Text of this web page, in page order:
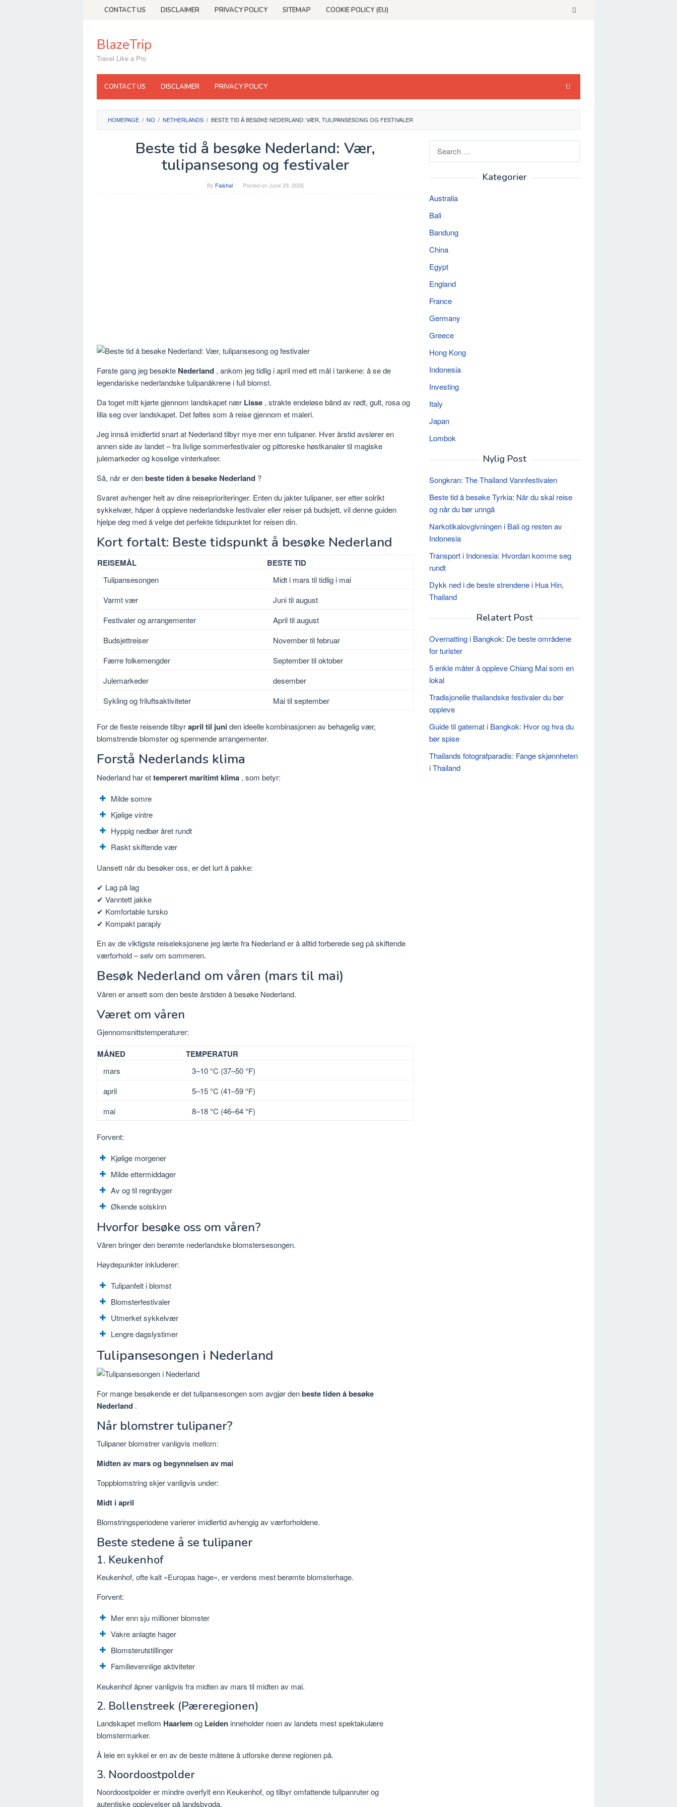
CONTACT US DISCLAIMER PRIVACY POLICY SITEMAP COOKIE POLICY (EU)
BlazeTrip
Travel Like a Pro
CONTACT US DISCLAIMER PRIVACY POLICY
HOMEPAGE / NO / NETHERLANDS / BESTE TID Å BESØKE NEDERLAND: VÆR, TULIPANSESONG OG FESTIVALER
Beste tid å besøke Nederland: Vær,
tulipansesong og festivaler
By Faishal Posted onJune 29, 2026
Første gang jeg besøkte Nederland , ankom jeg tidlig i april med ett mål i tankene: å se de
legendariske nederlandske tulipanåkrene i full blomst.
Da toget mitt kjørte gjennom landskapet nær Lisse , strakte endeløse bånd av rødt, gult, rosa og
lilla seg over landskapet. Det føltes som å reise gjennom et maleri.
Jeg innså imidlertid snart at Nederland tilbyr mye mer enn tulipaner. Hver årstid avslører en
annen side av landet – fra livlige sommerfestivaler og pittoreske høstkanaler til magiske
julemarkeder og koselige vinterkafeer.
Så, når er denbeste tiden å besøke Nederland ?
Svaret avhenger helt av dine reiseprioriteringer. Enten du jakter tulipaner, ser etter solrikt
sykkelvær, håper å oppleve nederlandske festivaler eller reiser på budsjett, vil denne guiden
hjelpe deg med å velge det perfekte tidspunktet for reisen din.
Kort fortalt: Beste tidspunkt å besøke Nederland
REISEMÅL BESTE TID
Tulipansesongen
Midt i mars til tidlig i mai
Varmt vær
Juni til august
Festivaler og arrangementer
April til august
Budsjettreiser
November til februar
Færre folkemengder
September til oktober
Julemarkeder
desember
Sykling og friluftsaktiviteter
Mai til september
For de fleste reisende tilbyrapril til juniden ideelle kombinasjonen av behagelig vær,
blomstrende blomster og spennende arrangementer.
Forstå Nederlands klima
Nederland har ettemperert maritimt klima , som betyr:
Milde somre
Kjølige vintre
Hyppig nedbør året rundt
Raskt skiftende vær
Uansett når du besøker oss, er det lurt å pakke:
✔ Lag på lag
✔ Vanntett jakke
✔ Komfortable tursko
✔ Kompakt paraply
En av de viktigste reiseleksjonene jeg lærte fra Nederland er å alltid forberede seg på skiftende
værforhold – selv om sommeren.
Besøk Nederland om våren (mars til mai)
Våren er ansett som den beste årstiden å besøke Nederland.
Været om våren
Gjennomsnittstemperaturer:
MÅNED TEMPERATUR
mars
3–10 °C (37–50 °F)
april
5–15 °C (41–59 °F)
mai
8–18 °C (46–64 °F)
Forvent:
Kjølige morgener
Milde ettermiddager
Av og til regnbyger
Økende solskinn
Hvorfor besøke oss om våren?
Våren bringer den berømte nederlandske blomstersesongen.
Høydepunkter inkluderer:
Tulipanfelt i blomst
Blomsterfestivaler
Utmerket sykkelvær
Lengre dagslystimer
Tulipansesongen i Nederland
For mange besøkende er det tulipansesongen som avgjør denbeste tiden å besøke
Nederland .
Når blomstrer tulipaner?
Tulipaner blomstrer vanligvis mellom:
Midten av mars og begynnelsen av mai
Toppblomstring skjer vanligvis under:
Midt i april
Blomstringsperiodene varierer imidlertid avhengig av værforholdene.
Beste stedene å se tulipaner
1. Keukenhof
Keukenhof, ofte kalt «Europas hage», er verdens mest berømte blomsterhage.
Forvent:
Mer enn sju millioner blomster
Vakre anlagte hager
Blomsterutstillinger
Familievennlige aktiviteter
Keukenhof åpner vanligvis fra midten av mars til midten av mai.
2. Bollenstreek (Pæreregionen)
Landskapet mellom Haarlemog Leiden inneholder noen av landets mest spektakulære
blomstermarker.
Å leie en sykkel er en av de beste måtene å utforske denne regionen på.
3. Noordoostpolder
Noordoostpolder er mindre overfylt enn Keukenhof, og tilbyr omfattende tulipanruter og
autentiske opplevelser på landsbygda.
Kategorier
Australia
Bali
Bandung
China
Egypt
England
France
Germany
Greece
Hong Kong
Indonesia
Investing
Italy
Japan
Lombok
Nylig Post
Songkran: The Thailand Vannfestivalen
Beste tid å besøke Tyrkia: Når du skal reise
og når du bør unngå
Narkotikalovgivningen i Bali og resten av
Indonesia
Transport i Indonesia: Hvordan komme seg
rundt
Dykk ned i de beste strendene i Hua Hin,
Thailand
Relatert Post
Overnatting i Bangkok: De beste områdene
for turister
5 enkle måter å oppleve Chiang Mai som en
lokal
Tradisjonelle thailandske festivaler du bør
oppleve
Guide til gatemat i Bangkok: Hvor og hva du
bør spise
Thailands fotografparadis: Fange skjønnheten
i Thailand